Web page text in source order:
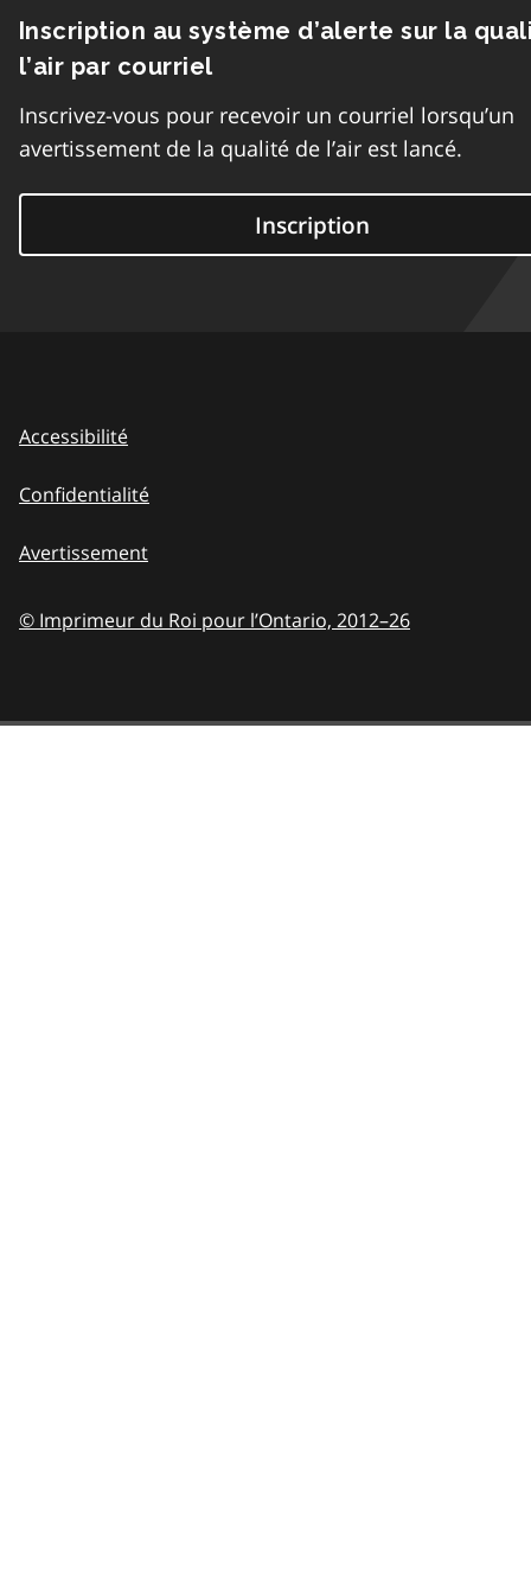
Inscription au système d’alerte sur la
l’air par courriel
Inscrivez-vous pour recevoir un courriel lorsqu’un
avertissement de la qualité de l’air est lancé.
Inscription
Accessibilité
Confidentialité
Avertissement
© Imprimeur du Roi pour l’Ontario, 2012–26